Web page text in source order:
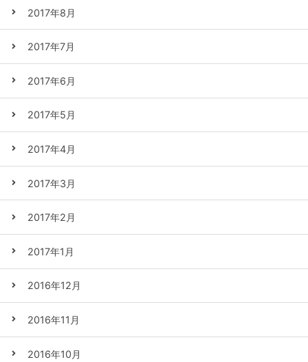
2017年8月
2017年7月
2017年6月
2017年5月
2017年4月
2017年3月
2017年2月
2017年1月
2016年12月
2016年11月
2016年10月